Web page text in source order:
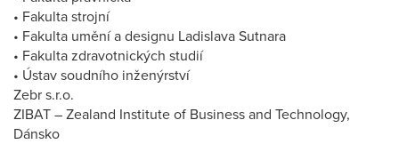
• Fakulta strojní
• Fakulta umění a designu Ladislava Sutnara
• Fakulta zdravotnických studií
• Ústav soudního inženýrství
Zebr s.r.o.
ZIBAT – Zealand Institute of Business and Technology,
Dánsko